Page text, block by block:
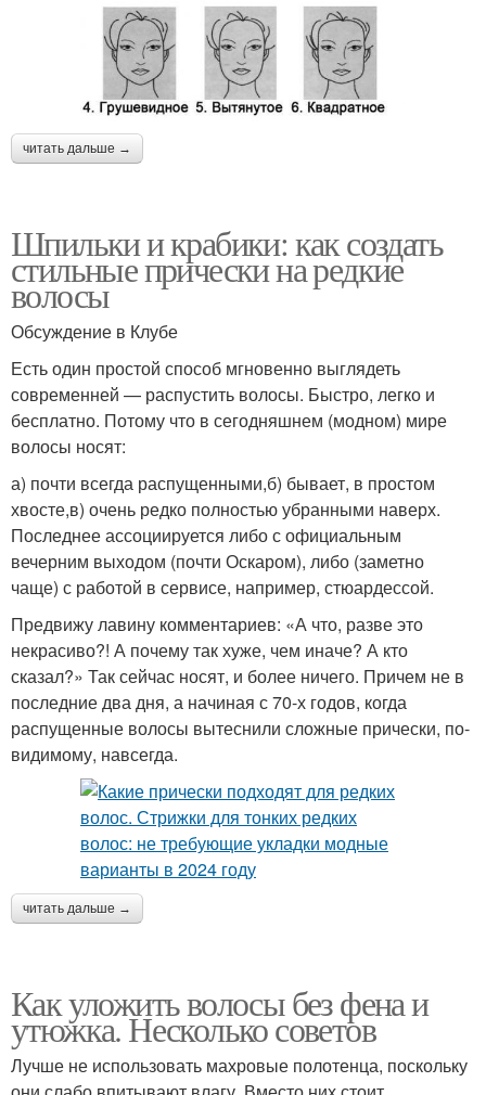
читать дальше →
Шпильки и крабики: как создать
стильные прически на редкие
волосы
Обсуждение в Клубе
Есть один простой способ мгновенно выглядеть
современней — распустить волосы. Быстро, легко и
бесплатно. Потому что в сегодняшнем (модном) мире
волосы носят:
а) почти всегда распущенными,б) бывает, в простом
хвосте,в) очень редко полностью убранными наверх.
Последнее ассоциируется либо с официальным
вечерним выходом (почти Оскаром), либо (заметно
чаще) с работой в сервисе, например, стюардессой.
Предвижу лавину комментариев: «А что, разве это
некрасиво?! А почему так хуже, чем иначе? А кто
сказал?» Так сейчас носят, и более ничего. Причем не в
последние два дня, а начиная с 70-х годов, когда
распущенные волосы вытеснили сложные прически, по-
видимому, навсегда.
читать дальше →
Как уложить волосы без фена и
утюжка. Несколько советов
Лучше не использовать махровые полотенца, поскольку